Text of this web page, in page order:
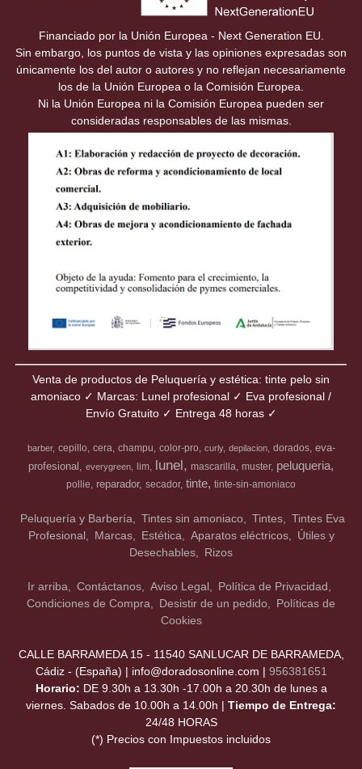
Financiado por la Unión Europea - Next Generation EU.
Sin embargo, los puntos de vista y las opiniones expresadas son
únicamente los del autor o autores y no reflejan necesariamente
los de la Unión Europea o la Comisión Europea.
Ni la Unión Europea ni la Comisión Europea pueden ser
consideradas responsables de las mismas.
Venta de productos de Peluquería y estética: tinte pelo sin
amoniaco ✓ Marcas: Lunel profesional ✓ Eva profesional /
Envío Gratuito ✓ Entrega 48 horas ✓
barber cepillo cera champu color-pro curly depilacion dorados eva-
profesional
everygreen lim lunel mascarilla muster peluqueria
pollie reparador secador tinte tinte-sin-amoniaco
Peluquería y Barbería Tintes sin amoniaco Tintes
Tintes Eva
Profesional
Marcas Estética Aparatos eléctricos
Útiles y
Desechables
Rizos
Ir arriba Contáctanos Aviso Legal
Política de Privacidad
Condiciones de Compra
Desistir de un pedido
Políticas de
Cookies
CALLE BARRAMEDA 15 - 11540 SANLUCAR DE BARRAMEDA,
Cádiz - (España) | info@doradosonline.com | 956381651
Horario: DE 9.30h a 13.30h -17.00h a 20.30h de lunes a
viernes. Sabados de 10.00h a 14.00h | Tiempo de Entrega:
24/48 HORAS
(*) Precios con Impuestos incluidos